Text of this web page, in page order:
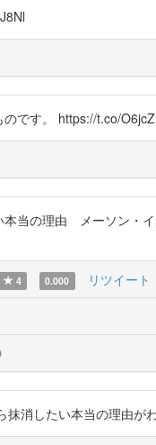
です。 https://t.co/
当の理由 メーソン・
4 0.000 リツイー
消したい本当の理由が